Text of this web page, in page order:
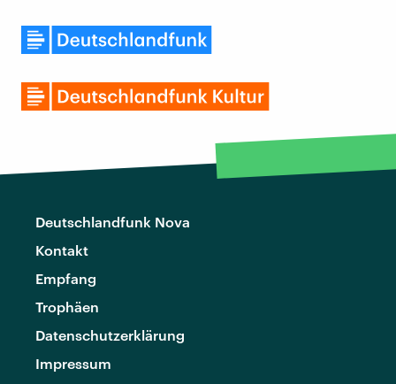
Deutschlandfunk Nova
Kontakt
Empfang
Trophäen
Datenschutzerklärung
Impressum